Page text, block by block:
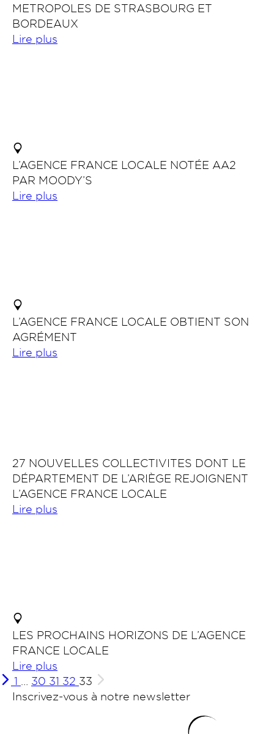
METROPOLES DE STRASBOURG ET
BORDEAUX
Lire plus
L’AGENCE FRANCE LOCALE NOTÉE AA2
PAR MOODY’S
Lire plus
L’AGENCE FRANCE LOCALE OBTIENT SON
AGRÉMENT
Lire plus
27 NOUVELLES COLLECTIVITES DONT LE
DÉPARTEMENT DE L’ARIÈGE REJOIGNENT
L’AGENCE FRANCE LOCALE
Lire plus
LES PROCHAINS HORIZONS DE L’AGENCE
FRANCE LOCALE
Lire plus
1
30 31 32 33
Inscrivez-vous à notre newsletter